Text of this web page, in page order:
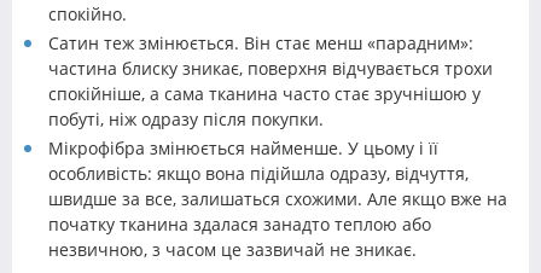
спокійно.
Сатин теж змінюється. Він стає менш «парадним»:
частина блиску зникає, поверхня відчувається трохи
спокійніше, а сама тканина часто стає зручнішою у
побуті, ніж одразу після покупки.
Мікрофібра змінюється найменше. У цьому і її
особливість: якщо вона підійшла одразу, відчуття,
швидше за все, залишаться схожими. Але якщо вже на
початку тканина здалася занадто теплою або
незвичною, з часом це зазвичай не зникає.